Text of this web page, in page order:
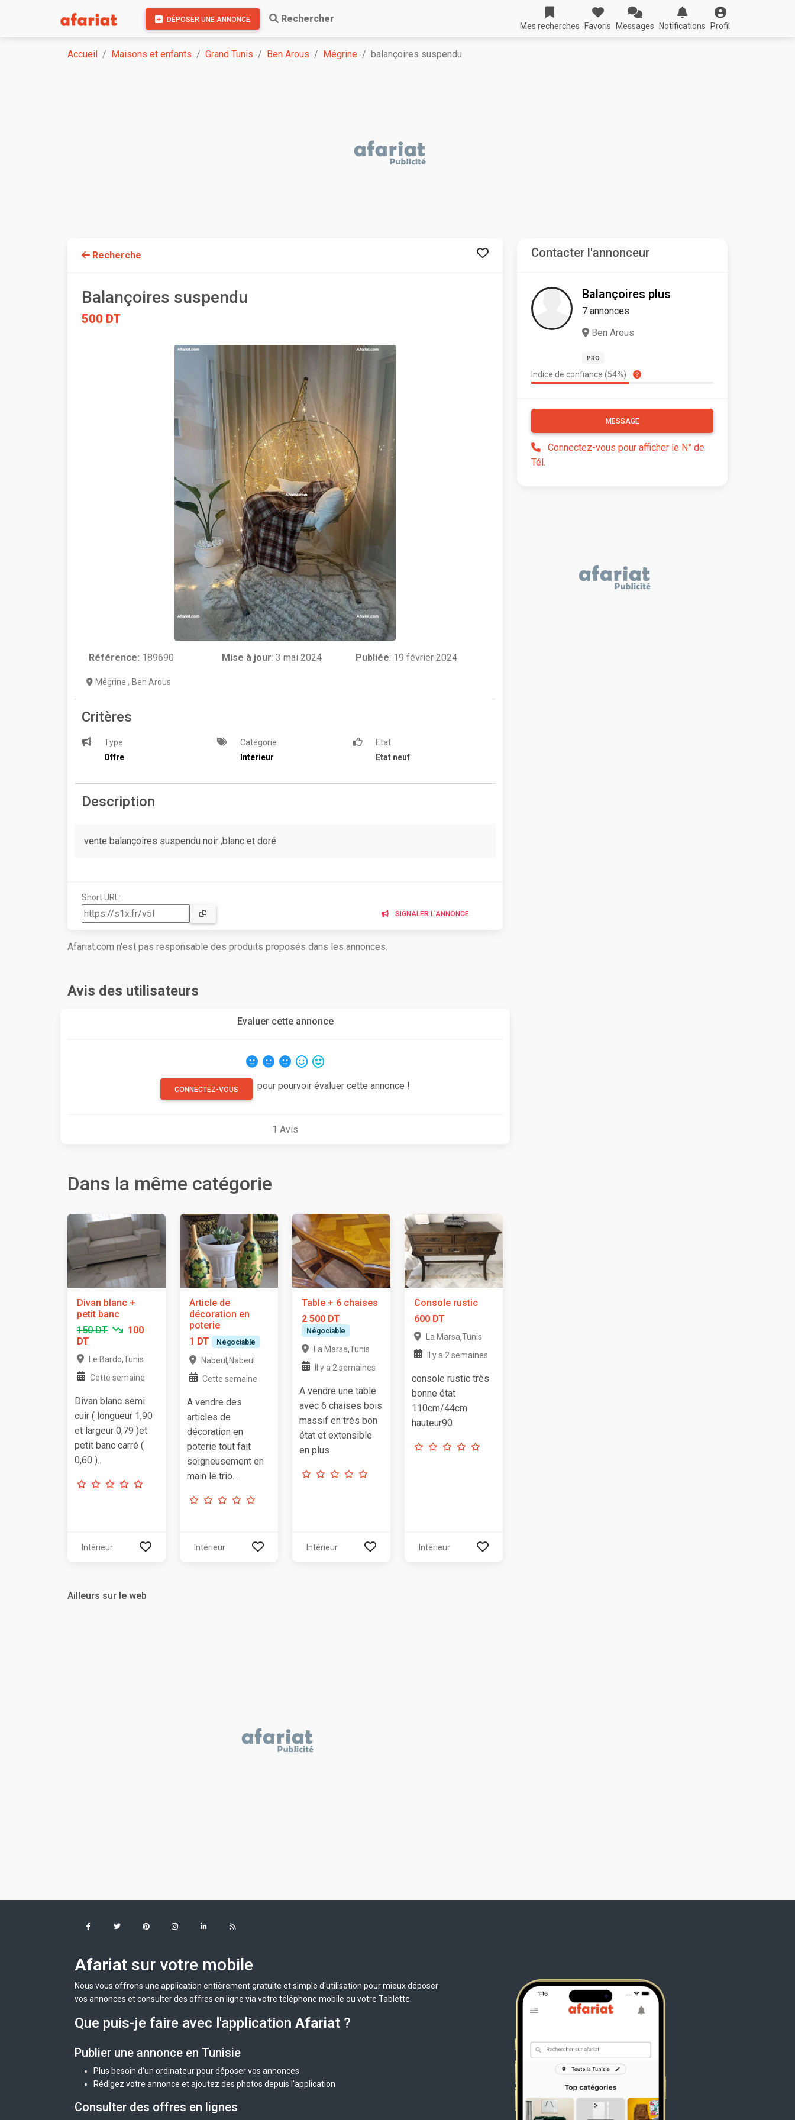
DÉPOSER UNE ANNONCE Rechercher
Mes recherches Favoris Messages Notifications Profil
Accueil Maisons et enfants Grand Tunis Ben Arous Mégrine balançoires suspendu
Recherche
Balançoires suspendu
500 DT
Référence: 189690 Mise à jour:3 mai 2024 Publiée: 19 février 2024
Mégrine , Ben Arous
Critères
Type
Offre
Catégorie
Intérieur
Etat
Etat neuf
Description
vente balançoires suspendu noir ,blanc et doré
Short URL:
SIGNALER L'ANNONCE
Afariat.com n'est pas responsable des produits proposés dans les annonces.
Avis des utilisateurs
Evaluer cette annonce
CONNECTEZ-VOUS pour pourvoir évaluer cette annonce !
1 Avis
Dans la même catégorie
Divan blanc +
petit banc
150 DT
100
DT
Le Bardo,Tunis
Cette semaine
Divan blanc semi
cuir ( longueur 1,90
et largeur 0,79 )et
petit banc carré (
0,60 )...
Intérieur
Article de
décoration en
poterie
1 DT
Négociable
Nabeul ,Nabeul
Cette semaine
A vendre des
articles de
décoration en
poterie tout fait
soigneusement en
main le trio...
Intérieur
Table + 6 chaises
2 500 DT
Négociable
La Marsa,Tunis
Il y a 2 semaines
A vendre une table
avec 6 chaises bois
massif en très bon
état et extensible
en plus
Intérieur
Console rustic
600 DT
La Marsa,Tunis
Il y a 2 semaines
console rustic très
bonne état
110cm/44cm
hauteur90
Intérieur
Ailleurs sur le web
Contacter l'annonceur
Balançoires plus
7 annonces
Ben Arous
PRO
Indice de confiance (54%)
MESSAGE
Connectez-vous pour afficher le N° de
Tél.
Afariat sur votre mobile
Nous vous offrons une application entièrement gratuite et simple d'utilisation pour mieux déposer
vos annonces et consulter des offres en ligne via votre téléphone mobile ou votre Tablette.
Que puis-je faire avec l'application Afariat ?
Publier une annonce en Tunisie
Plus besoin d'un ordinateur pour déposer vos annonces
Rédigez votre annonce et ajoutez des photos depuis l'application
Consulter des offres en lignes